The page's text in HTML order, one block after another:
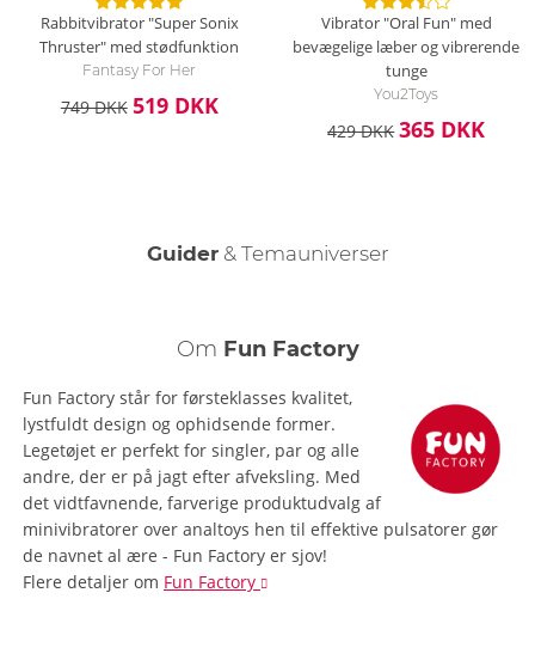
Rabbitvibrator "Super Sonix
Thruster" med stødfunktion
Fantasy For Her
749 DKK 519 DKK
Vibrator "Oral Fun" med
bevægelige læber og vibrerende
tunge
You2Toys
429 DKK 365 DKK
Guider& Temauniverser
Om Fun Factory
Fun Factory står for førsteklasses kvalitet,
lystfuldt design og ophidsende former.
Legetøjet er perfekt for singler, par og alle
andre, der er på jagt efter afveksling. Med
det vidtfavnende, farverige produktudvalg af
minivibratorer over analtoys hen til effektive pulsatorer gør
de navnet al ære - Fun Factory er sjov!
Flere detaljer om Fun Factory